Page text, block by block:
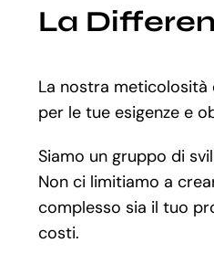
La
La nostra meticolosità
per le tue esigenze e
Siamo un gruppo di
Non ci limitiamo a
complesso sia il tuo
costi.